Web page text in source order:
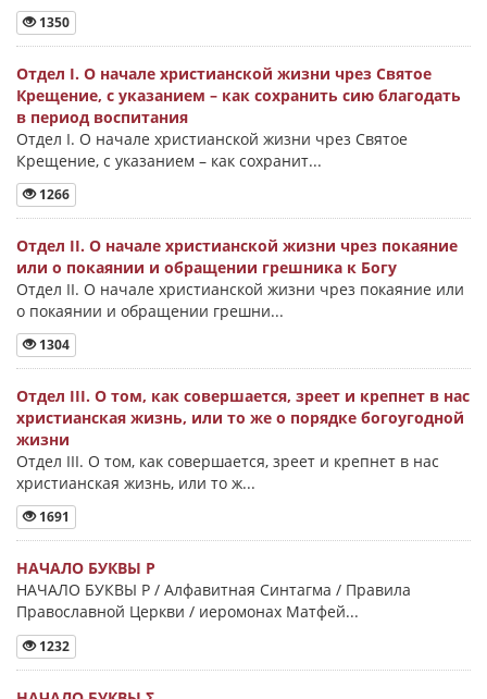
1350
Отдел I. О начале христианской жизни чрез Святое
Крещение, с указанием – как сохранить сию благодать
в период воспитания
Отдел I. О начале христианской жизни чрез Святое
Крещение, с указанием – как сохранит...
1266
Отдел II. О начале христианской жизни чрез покаяние
или о покаянии и обращении грешника к Богу
Отдел II. О начале христианской жизни чрез покаяние или
о покаянии и обращении грешни...
1304
Отдел III. О том, как совершается, зреет и крепнет в нас
христианская жизнь, или то же о порядке богоугодной
жизни
Отдел III. О том, как совершается, зреет и крепнет в нас
христианская жизнь, или то ж...
1691
НАЧАЛО БУКВЫ Ρ
НАЧАЛО БУКВЫ Ρ / Алфавитная Синтагма / Правила
Православной Церкви / иеромонах Матфей...
1232